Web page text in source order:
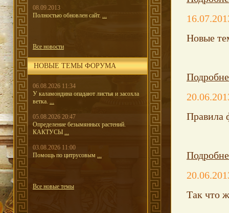
08.09.2013
Полностью обновлен сайт. ...
Все новости
НОВЫЕ ТЕМЫ ФОРУМА
06.08.2026 11:34
У каламондина опадают листья и засохла
ветка. ...
05.08.2026 20:47
Определение безымянных растений.
КАКТУСЫ ...
03.08.2026 11:00
Помощь по цитрусовым ...
Все новые темы
Новые
Правила
Так что